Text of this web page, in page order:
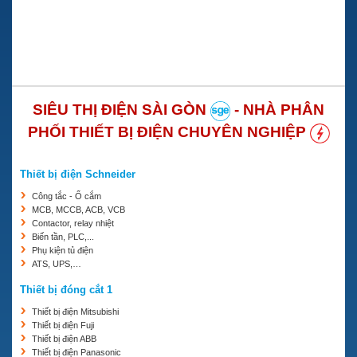
SIÊU THỊ ĐIỆN SÀI GÒN
- NHÀ PHÂN
PHỐI THIẾT BỊ ĐIỆN CHUYÊN NGHIỆP
Thiết bị điện Schneider
Công tắc - Ổ cắm
MCB, MCCB, ACB, VCB
Contactor, relay nhiệt
Biến tần, PLC,...
Phụ kiện tủ điện
ATS, UPS,…
Thiết bị đóng cắt 1
Thiết bị điện Mitsubishi
Thiết bị điện Fuji
Thiết bị điện ABB
Thiết bị điện Panasonic